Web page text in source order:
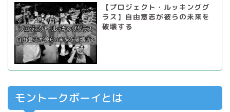
【プロジェクト・ルッキンググ
ラス】自由意志が彼らの未来を
破壊する
モントークボーイとは